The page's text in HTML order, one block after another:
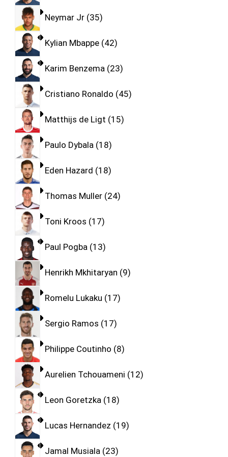
Neymar Jr 35
Kylian Mbappe 42
Karim Benzema 23
Cristiano Ronaldo 45
Matthijs de Ligt 15
Paulo Dybala 18
Eden Hazard 18
Thomas Muller 24
Toni Kroos 17
Paul Pogba 13
Henrikh Mkhitaryan 9
Romelu Lukaku 17
Sergio Ramos 17
Philippe Coutinho 8
Aurelien Tchouameni 12
Leon Goretzka 18
Lucas Hernandez 19
Jamal Musiala 23